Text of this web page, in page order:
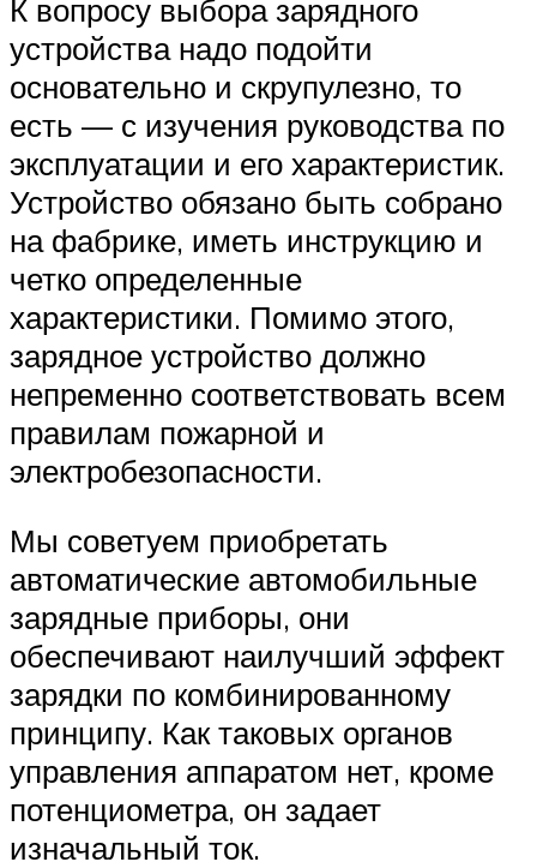
К вопросу выбора зарядного
устройства надо подойти
основательно и скрупулезно, то
есть — с изучения руководства по
эксплуатации и его характеристик.
Устройство обязано быть собрано
на фабрике, иметь инструкцию и
четко определенные
характеристики. Помимо этого,
зарядное устройство должно
непременно соответствовать всем
правилам пожарной и
электробезопасности.
Мы советуем приобретать
автоматические автомобильные
зарядные приборы, они
обеспечивают наилучший эффект
зарядки по комбинированному
принципу. Как таковых органов
управления аппаратом нет, кроме
потенциометра, он задает
изначальный ток.